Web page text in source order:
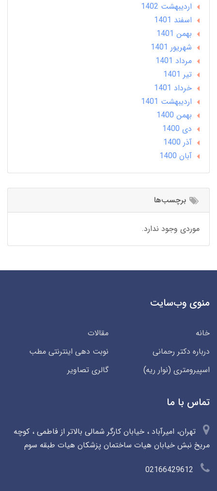
ارديبهشت 1402
اسفند 1401
بهمن 1401
شهریور 1401
مرداد 1401
تير 1401
خرداد 1401
ارديبهشت 1401
بهمن 1400
دی 1400
آذر 1400
آبان 1400
برچسب‌ها
موردی وجود ندارد.
منوی وب‌سایت
خانه
مقالات
درباره دکتر رحمانی
نوبت دهی اینترنتی مطب
اسپیرومتری (نوار ریه)
گالری تصاویر
تماس با ما
تهران، امیرآباد ، خیابان کارگر شمالی بالاتر از فاطمی ، کوچه
مریخ نبش خیابان هیات ساختمان پزشکان هیات طبقه سوم